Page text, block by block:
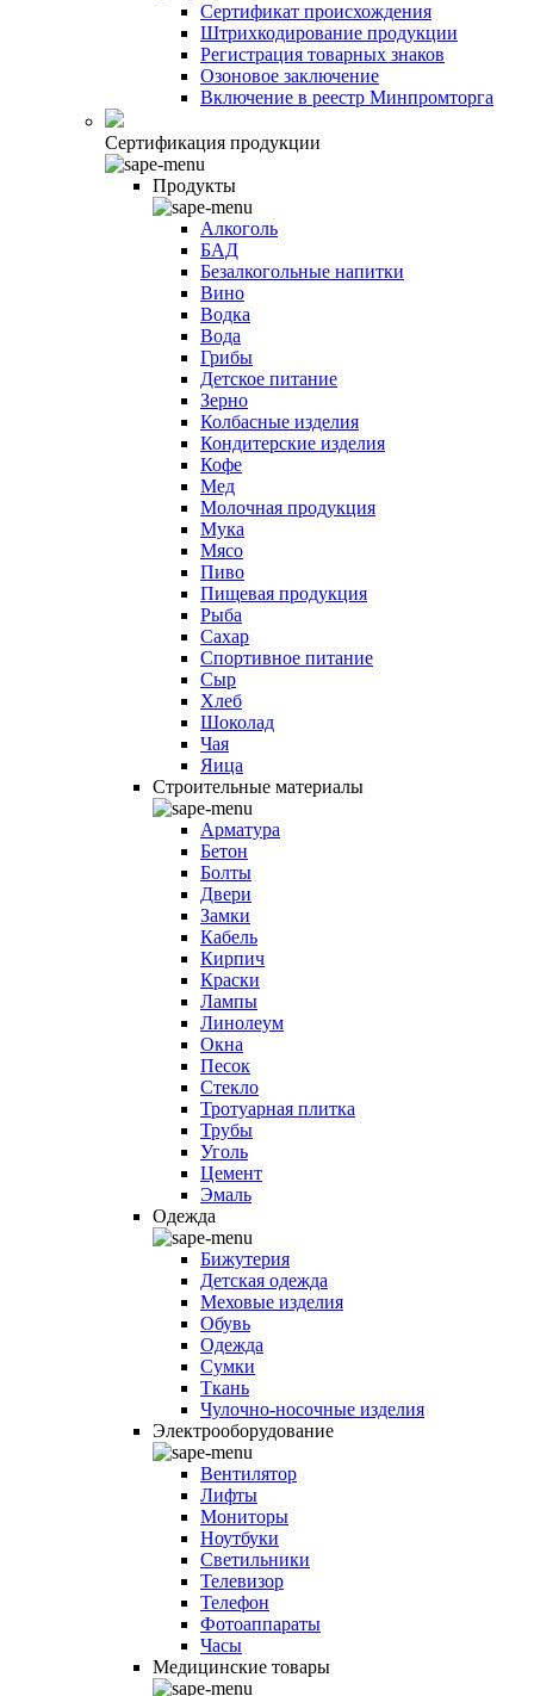
Сертификат происхождения
Штрихкодирование продукции
Регистрация товарных знаков
Озоновое заключение
Включение в реестр Минпромторга
Сертификация продукции
Продукты
Алкоголь
БАД
Безалкогольные напитки
Вино
Водка
Вода
Грибы
Детское питание
Зерно
Колбасные изделия
Кондитерские изделия
Кофе
Мед
Молочная продукция
Мука
Мясо
Пиво
Пищевая продукция
Рыба
Сахар
Спортивное питание
Сыр
Хлеб
Шоколад
Чая
Яица
Строительные материалы
Арматура
Бетон
Болты
Двери
Замки
Кабель
Кирпич
Краски
Лампы
Линолеум
Окна
Песок
Стекло
Тротуарная плитка
Трубы
Уголь
Цемент
Эмаль
Одежда
Бижутерия
Детская одежда
Меховые изделия
Обувь
Одежда
Сумки
Ткань
Чулочно-носочные изделия
Электрооборудование
Вентилятор
Лифты
Мониторы
Ноутбуки
Светильники
Телевизор
Телефон
Фотоаппараты
Часы
Медицинские товары